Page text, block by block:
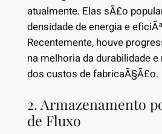
atualmente. Elas sÃ£o
densidade de energia e
Recentemente, houve
na melhoria da durabilidade
dos custos de fabricaÃ§Ã£o.
2. Armazenamento
de Fluxo